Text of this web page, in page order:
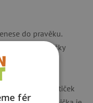
do pravěku.
všechny kartičky
hracích kartiček
fér